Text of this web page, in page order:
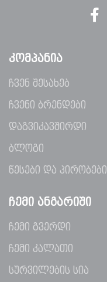
ᲙᲝᲛᲞᲐᲜᲘᲐ
ჩვენ შესახებ
ჩვენი ბრენდები
დაგვიკავშირდი
ბლოგი
წესები და პირობები
ᲩᲔᲛᲘ ᲐᲜᲒᲐᲠᲘᲨᲘ
ჩემი გვერდი
ჩემი კალათი
სურვილების სია